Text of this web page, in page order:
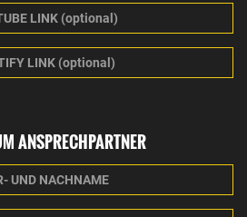
ANSPRECHPARTNER